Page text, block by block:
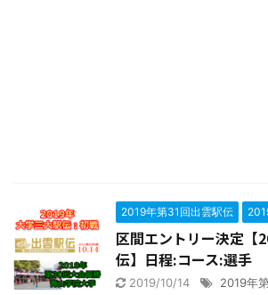
2019年第31回出雲駅伝
区間エントリー決定【
伝】日程:コース:選手
2019/10/14 2019年